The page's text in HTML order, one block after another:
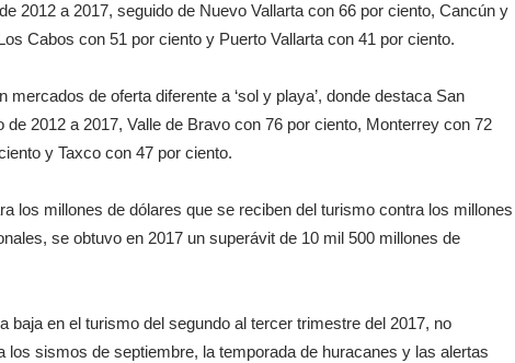
2012 a 2017, seguido de Nuevo Vallarta con 66 por ciento, Cancún y
Cabos con 51 por ciento y Puerto Vallarta con 41 por ciento.
de oferta diferente a ‘sol y playa’, donde destaca San
de 2012 a 2017, Valle de Bravo con 76 por ciento, Monterrey con 72
y Taxco con 47 por ciento.
los millones de dólares que se reciben del turismo contra los millones
se obtuvo en 2017 un superávit de 10 mil 500 millones de
baja en el turismo del segundo al tercer trimestre del 2017, no
los sismos de septiembre, la temporada de huracanes y las alertas